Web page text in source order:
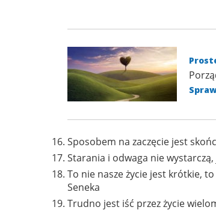
Sposobem na zaczęcie jest
Starania i odwaga nie
To nie nasze życie jest krótkie,
Seneka
Trudno jest iść przez życie